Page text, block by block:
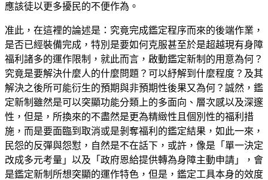
應該徒以更多擾民的不便作為。
准此，在這裡的論述是：究竟完成鑑定程序而來的後端作業，
是否已經裝備完成，特別是要如何克服甚至於是超越現有身障
福利諸多的運作限制，就此而言，啟動鑑定新制的用意為何？
究竟是要解決什麼人的什麼問題？可以紓解到什麼程度？及其
解決之後所可能衍生的預期與非預期性後果又為何？誠然，鑑
定新制雖然是可以突顯功能分類上的多面向、層次感以及深邃
性，但是，所換來的不盡然是更為精緻性且個別性的福利措
施，而是要面臨到取消或是剝奪福利的鑑定結果，如此一來，
民怨的反彈與怨懟，自然是不在話下，或許，像是「單一決定
改成多元考量」以及「政府恩給提供轉為身障主動申請」，會
是鑑定新制所想突顯的運作特色，但是，鑑定工具本身的效度